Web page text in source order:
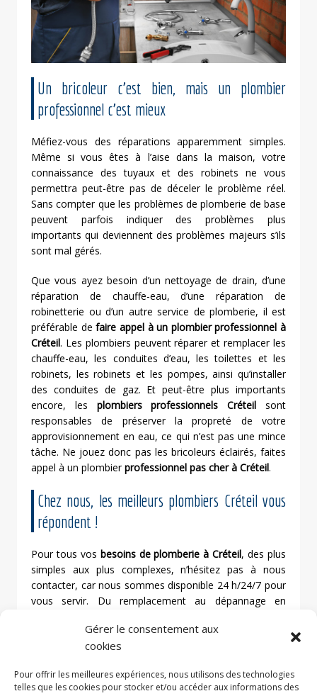
Gérer le consentement aux
cookies
Pour offrir les meilleures expériences, nous utilisons des technologies
telles que les cookies pour stocker et/ou accéder aux informations des
Un bricoleur c’est bien, mais un plombier
professionnel c’est mieux
Méfiez-vous des réparations apparemment simples.
Même si vous êtes à l’aise dans la maison, votre
connaissance des tuyaux et des robinets ne vous
permettra peut-être pas de déceler le problème réel.
Sans compter que les problèmes de plomberie de base
peuvent parfois indiquer des problèmes plus
importants qui deviennent des problèmes majeurs s’ils
sont mal gérés.
Que vous ayez besoin d’un nettoyage de drain, d’une
réparation de chauffe-eau, d’une réparation de
robinetterie ou d’un autre service de plomberie, il est
préférable defaire appel à un plombier professionnel à
Créteil. Les plombiers peuvent réparer et remplacer les
chauffe-eau, les conduites d’eau, les toilettes et les
robinets, les robinets et les pompes, ainsi qu’installer
des conduites de gaz. Et peut-être plus importants
encore, les plombiers professionnels Créteil sont
responsables de préserver la propreté de votre
approvisionnement en eau, ce qui n’est pas une mince
tâche. Ne jouez donc pas les bricoleurs éclairés, faites
appel à un plombierprofessionnel pas cher à Créteil.
Chez nous, les meilleurs plombiers Créteil vous
répondent !
Pour tous vos besoins de plomberie à Créteil, des plus
simples aux plus complexes, n’hésitez pas à nous
contacter, car nous sommes disponible 24 h/24/7 pour
vous servir. Du remplacement au dépannage en
pour vous satisfaire. Dans toute la ville de Créteil, nous
intervenons immédiatement, et notre
demander undevis de plomberie gratuit à Créteil